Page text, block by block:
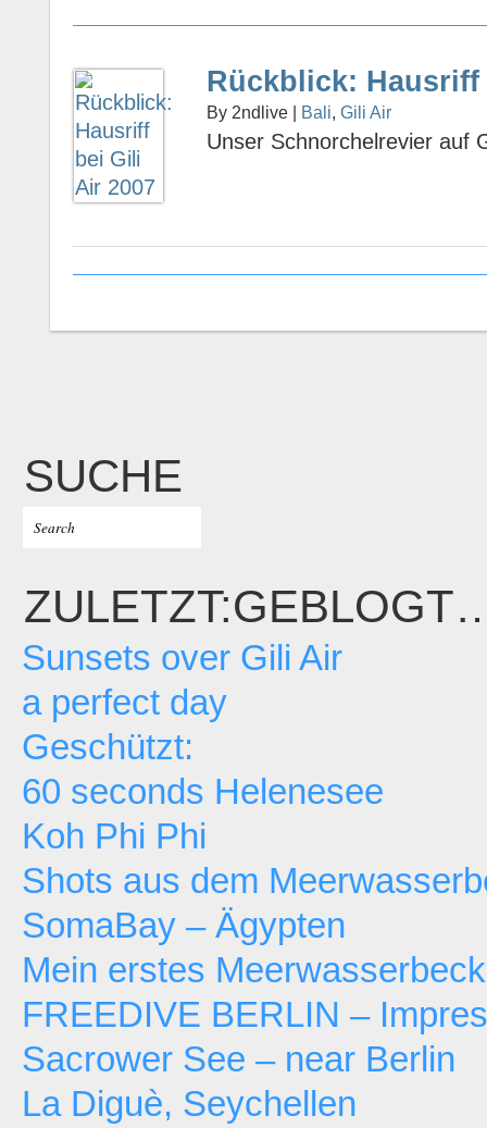
Rückblick:
By 2ndlive | Bali, Gili Air
Unser Schnorchelrevier auf
SUCHE
Sunsets over Gili Air
a perfect day
Geschützt:
60 seconds Helenesee
Koh Phi Phi
Shots aus dem
SomaBay – Ägypten
Mein erstes
FREEDIVE BERLIN –
Sacrower See – near Berlin
La Diguè, Seychellen